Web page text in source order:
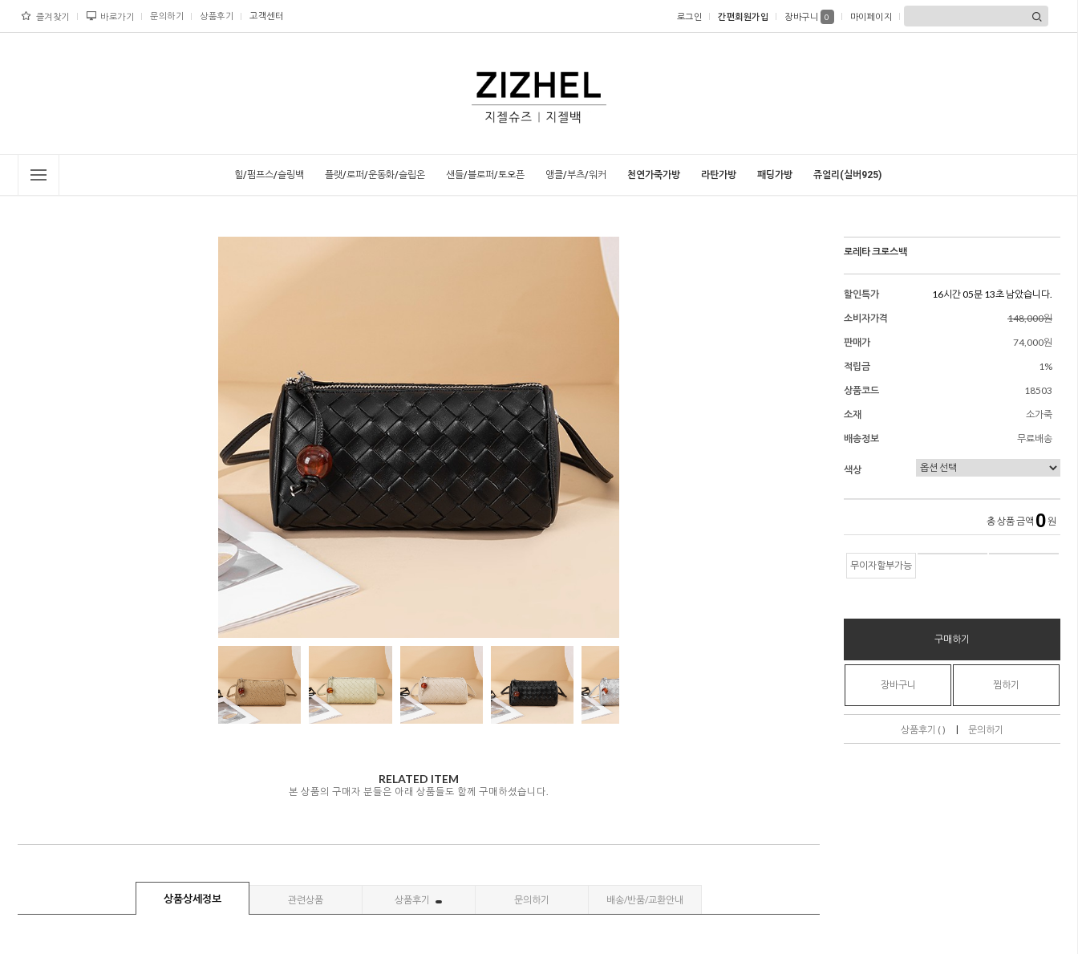
즐겨찾기 바로가기 문의하기 상품후기 고객센터 로그인 간편회원가입 장바구니 0 마이페이지
힐/펌프스/슬링백 플랫/로퍼/운동화/슬립온 샌들/블로퍼/토오픈 앵클/부츠/워커 천연가죽가방 라탄가방 패딩가방 쥬얼리(실버925)
RELATED ITEM
본 상품의 구매자 분들은 아래 상품들도 함께 구매하셨습니다.
상품상세정보 관련상품 상품후기 문의하기 배송/반품/교환안내
로레타 크로스백
할인특가
16시간 05분 11초 남았습니다.
소비자가격
148,000원
판매가
74,000원
적립금
1%
상품코드
18503
소재
소가죽
배송정보
무료배송
색상
총 상품 금액 0 원
무이자할부가능
구매하기
장바구니 찜하기
상품후기 ( ) | 문의하기